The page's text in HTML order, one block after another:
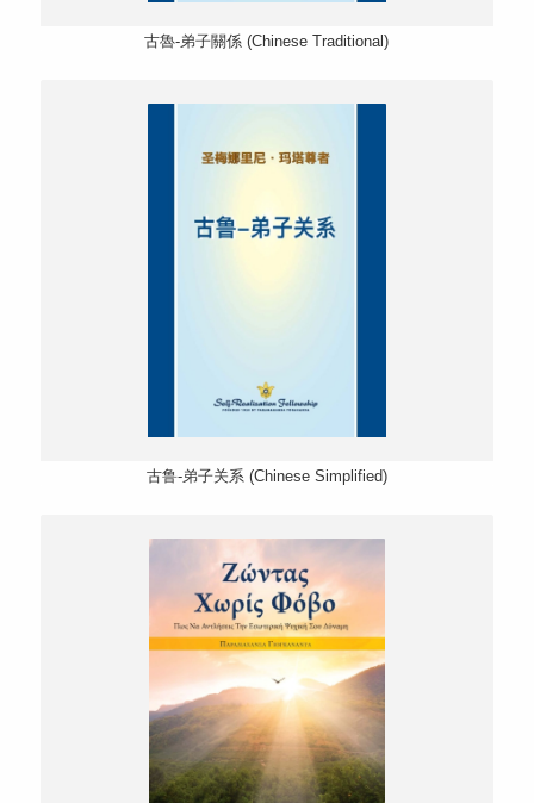
古魯-弟子關係 (Chinese Traditional)
古鲁-弟子关系 (Chinese Simplified)